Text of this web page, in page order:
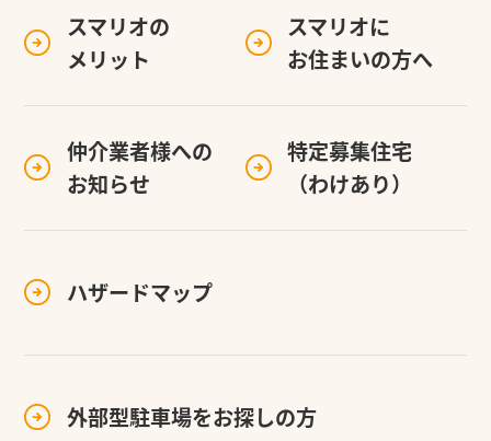
スマリオの
メリット
スマリオに
お住まいの方へ
仲介業者様への
お知らせ
特定募集住宅
（わけあり）
ハザードマップ
外部型駐車場をお探しの方